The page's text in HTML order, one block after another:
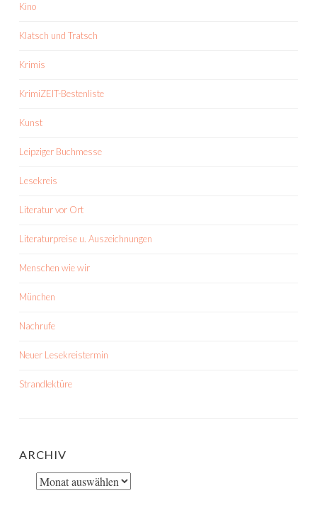
Kino
Klatsch und Tratsch
Krimis
KrimiZEIT-Bestenliste
Kunst
Leipziger Buchmesse
Lesekreis
Literatur vor Ort
Literaturpreise u. Auszeichnungen
Menschen wie wir
München
Nachrufe
Neuer Lesekreistermin
Strandlektüre
ARCHIV
Archiv